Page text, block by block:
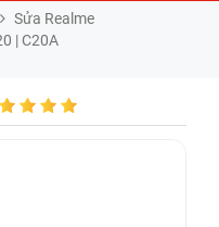
Sửa Realme
| C20A